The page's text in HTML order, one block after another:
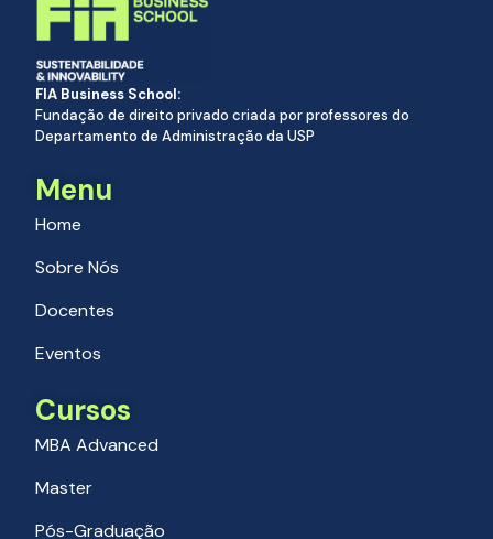
FIA Business School:
Fundação de direito privado criada por professores do
Departamento de Administração da USP
Menu
Home
Sobre Nós
Docentes
Eventos
Cursos
MBA Advanced
Master
Pós-Graduação